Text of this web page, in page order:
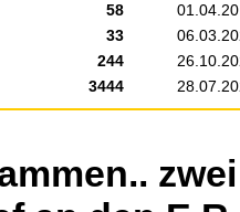
58
33
244
3444